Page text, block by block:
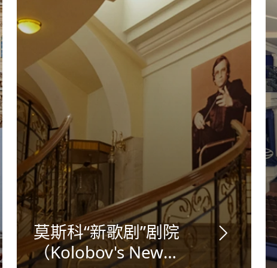
莫斯科“新歌剧”剧院
（Kolobov's New